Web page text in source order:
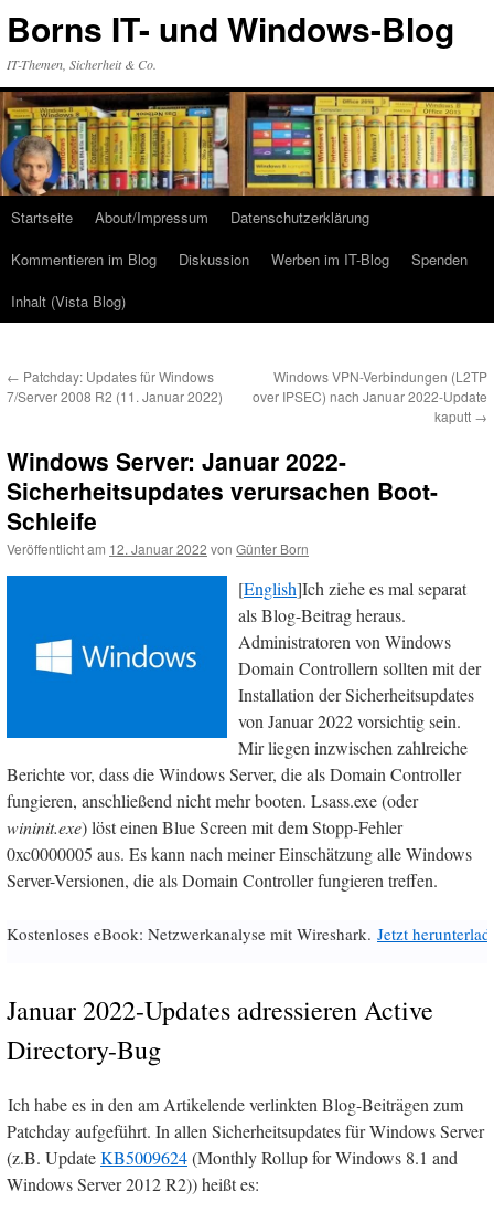
Inhalt
Borns IT- und Windows-Blog
IT-Themen, Sicherheit & Co.
Startseite About/Impressum
Datenschutzerklärung
Kommentieren im Blog
Diskussion Werben im IT-Blog
Spenden
Inhalt (Vista Blog)
← Patchday: Updates für Windows
7/Server 2008 R2 (11. Januar 2022)
Windows VPN-Verbindungen (L2TP
over IPSEC) nach Januar 2022-Update
kaputt →
Windows Server: Januar 2022-
Sicherheitsupdates verursachen Boot-
Schleife
Veröffentlicht am 12. Januar 2022 von Günter Born
[English]Ich ziehe es mal separat
als Blog-Beitrag heraus.
Administratoren von Windows
Domain Controllern sollten mit der
Installation der Sicherheitsupdates
von Januar 2022 vorsichtig sein.
Mir liegen inzwischen zahlreiche
Berichte vor, dass die Windows Server, die als Domain Controller
fungieren, anschließend nicht mehr booten. Lsass.exe (oder
wininit.exe) löst einen Blue Screen mit dem Stopp-Fehler
0xc0000005 aus. Es kann nach meiner Einschätzung alle Windows
Server-Versionen, die als Domain Controller fungieren treffen.
Kostenloses eBook: Netzwerkanalyse mit Wireshark. Jetzt
Januar 2022-Updates adressieren Active
Directory-Bug
Ich habe es in den am Artikelende verlinkten Blog-Beiträgen zum
Patchday aufgeführt. In allen Sicherheitsupdates für Windows Server
(z.B. UpdateKB5009624(Monthly Rollup for Windows 8.1 and
Windows Server 2012 R2)) heißt es: